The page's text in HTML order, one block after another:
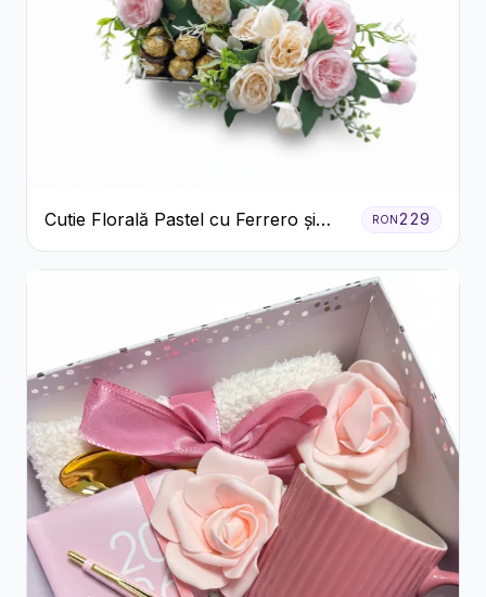
Cutie Florală Pastel cu Ferrero și
Raffaello
RON229